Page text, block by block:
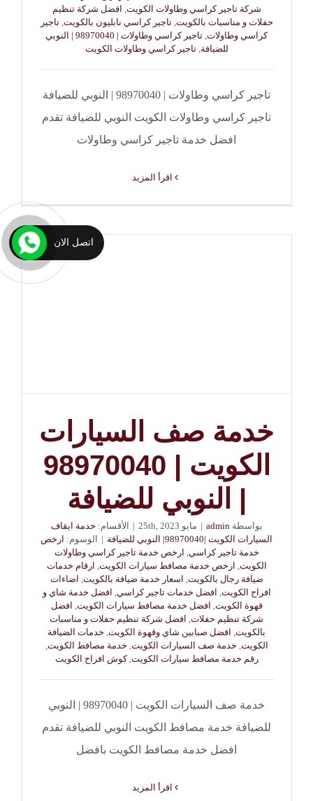
شركة تاجير كراسي وطاولات الكويت, افضل شركة تنظيم
حفلات و مناسبات بالكويت,تاجير كراسي نابليون بالكويت,تاجير
كراسي وطاولات,
تاجير كراسي وطاولات | 98970040 | النوبي
للضيافة,تاجير كراسي وطاولات الكويت
تاجير كراسي وطاولات | 98970040 | النوبي للضيافة
تاجير كراسي وطاولات الكويت النوبي للضيافة تقدم
افضل خدمة تاجير كراسي وطاولات
خدمة صف السيارات
الكويت | 98970040
| النوبي للضيافة
بواسطة admin
| مايو 25th, 2023 | الأقسام: خدمة ايقاف
السيارات الكويت |98970040| النوبي للضيافة
| الوسوم: ارخص
خدمة تاجير كراسي ارخص خدمة تاجير كراسي وطاولات
الكويت ارخص خدمة مصافط سيارات الكويت ارقام خدمات
ضيافة رجال بالكويت اسعار خدمة ضيافة بالكويت اضاءات
افراح الكويت افضل خدمات تاجير كراسي افضل خدمة شاي و
قهوة الكويت افضل خدمة مصافط سيارات الكويت افضل
شركة تنظيم حفلات افضل شركة تنظيم حفلات و مناسبات
بالكويت افضل صبابين شاي وقهوة الكويت خدمات الضيافة
الكويت خدمة صف السيارات الكويت خدمة مصافط الكويت
رقم خدمة مصافط سيارات الكويت ,كوش افراح الكويت
خدمة صف السيارات الكويت | 98970040 | النوبي
للضيافة خدمة مصافط الكويت النوبي للضيافة تقدم
افضل خدمة مصافط الكويت بافضل
اتصل الان